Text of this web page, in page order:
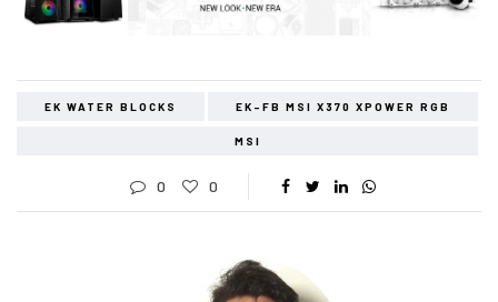
EK WATER BLOCKS EK-FB MSI X370 XPOWER RGB
MSI
0 0